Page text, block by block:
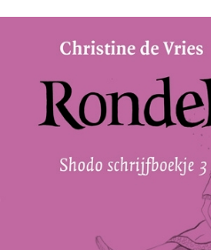
Shodo
schrijfboekje
3
aantal